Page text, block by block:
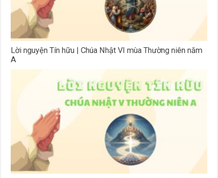
Lời nguyện Tín hữu | Chúa Nhật VI mùa Thường niên năm
A